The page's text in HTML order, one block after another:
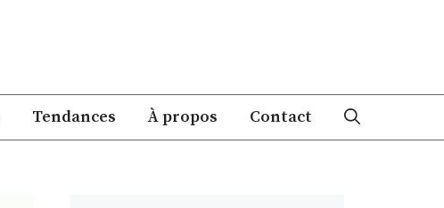
Tendances À propos Contact